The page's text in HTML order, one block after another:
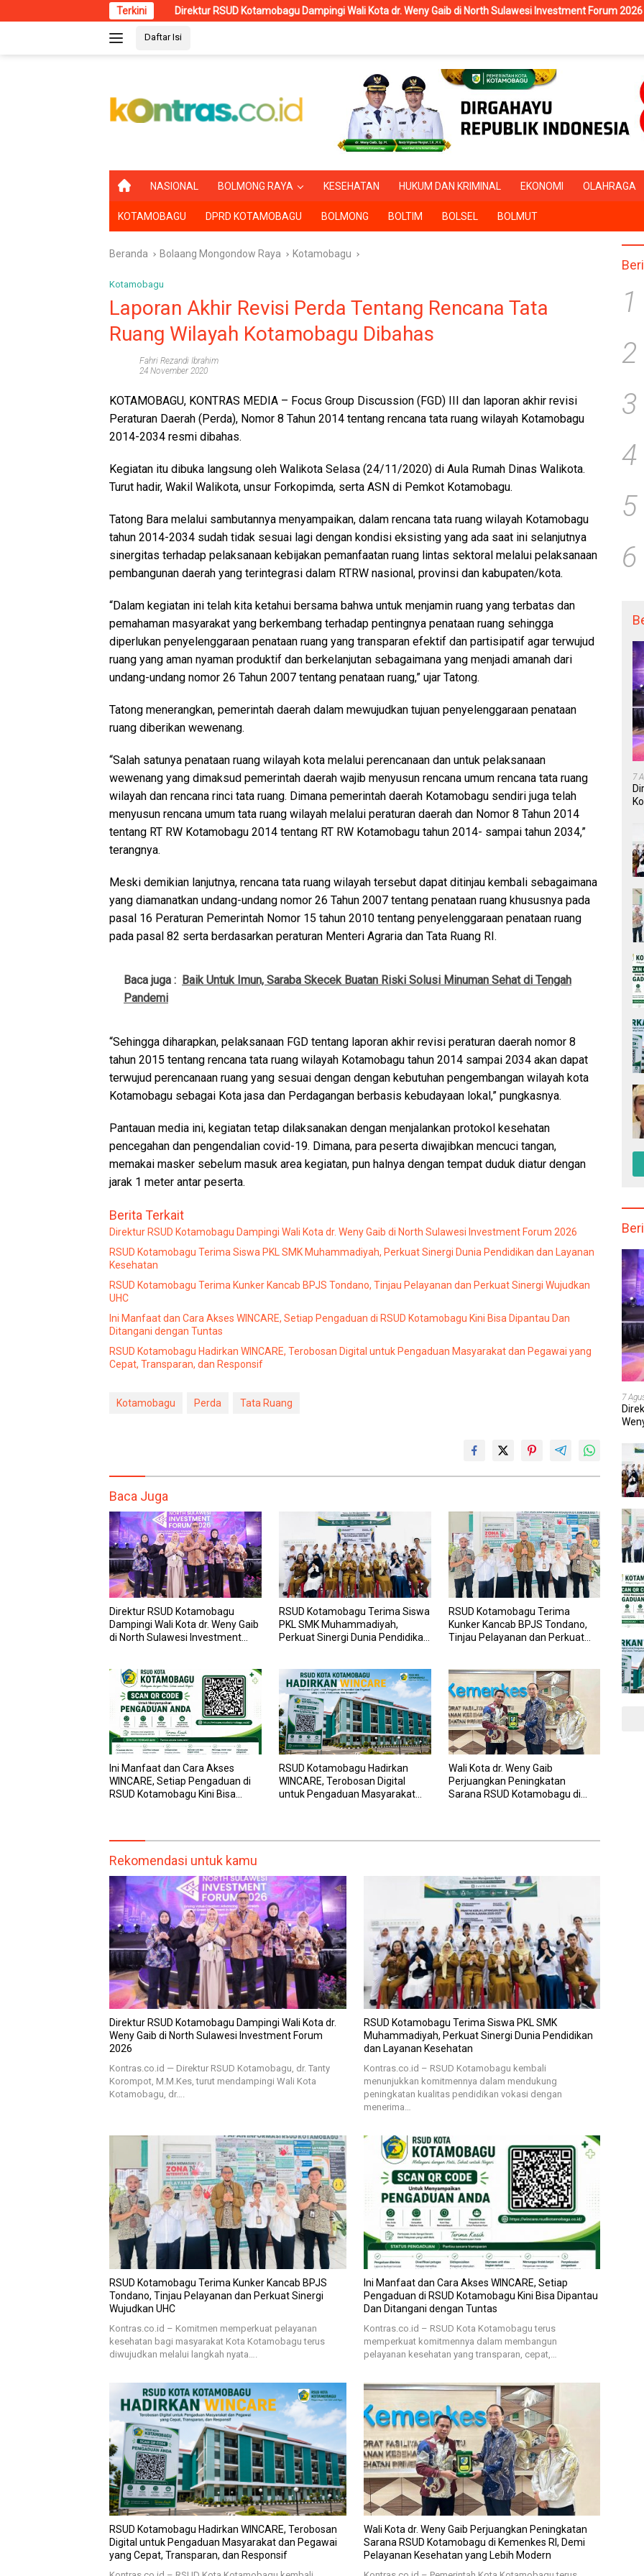
ke
Terkini
Direktur RSUD Kotamobagu Dampingi Wali Kota dr. Weny Gaib di North Sulawesi Investment Forum 2026 RSUD
Daftar Isi
B
R
A
D
NASIONAL BOLMONG RAYA KESEHATAN HUKUM DAN KRIMINAL EKONOMI OLAHRAGA
KOTAMOBAGU DPRD KOTAMOBAGU BOLMONG BOLTIM BOLSEL BOLMUT
Beranda Bolaang Mongondow Raya Kotamobagu
Kotamobagu
Laporan Akhir Revisi Perda Tentang Rencana Tata
Ruang Wilayah Kotamobagu Dibahas
Fahri Rezandi Ibrahim
24 November 2020
KOTAMOBAGU, KONTRAS MEDIA – Focus Group Discussion (FGD) III dan laporan akhir revisi
Peraturan Daerah (Perda), Nomor 8 Tahun 2014 tentang rencana tata ruang wilayah Kotamobagu
2014-2034 resmi dibahas.
Kegiatan itu dibuka langsung oleh Walikota Selasa (24/11/2020) di Aula Rumah Dinas Walikota.
Turut hadir, Wakil Walikota, unsur Forkopimda, serta ASN di Pemkot Kotamobagu.
Tatong Bara melalui sambutannya menyampaikan, dalam rencana tata ruang wilayah Kotamobagu
tahun 2014-2034 sudah tidak sesuai lagi dengan kondisi eksisting yang ada saat ini selanjutnya
sinergitas terhadap pelaksanaan kebijakan pemanfaatan ruang lintas sektoral melalui pelaksanaan
pembangunan daerah yang terintegrasi dalam RTRW nasional, provinsi dan kabupaten/kota.
“Dalam kegiatan ini telah kita ketahui bersama bahwa untuk menjamin ruang yang terbatas dan
pemahaman masyarakat yang berkembang terhadap pentingnya penataan ruang sehingga
diperlukan penyelenggaraan penataan ruang yang transparan efektif dan partisipatif agar terwujud
ruang yang aman nyaman produktif dan berkelanjutan sebagaimana yang menjadi amanah dari
undang-undang nomor 26 Tahun 2007 tentang penataan ruang,” ujar Tatong.
Tatong menerangkan, pemerintah daerah dalam mewujudkan tujuan penyelenggaraan penataan
ruang diberikan wewenang.
“Salah satunya penataan ruang wilayah kota melalui perencanaan dan untuk pelaksanaan
wewenang yang dimaksud pemerintah daerah wajib menyusun rencana umum rencana tata ruang
wilayah dan rencana rinci tata ruang. Dimana pemerintah daerah Kotamobagu sendiri juga telah
menyusun rencana umum tata ruang wilayah melalui peraturan daerah dan Nomor 8 Tahun 2014
tentang RT RW Kotamobagu 2014 tentang RT RW Kotamobagu tahun 2014- sampai tahun 2034,”
terangnya.
Meski demikian lanjutnya, rencana tata ruang wilayah tersebut dapat ditinjau kembali sebagaimana
yang diamanatkan undang-undang nomor 26 Tahun 2007 tentang penataan ruang khususnya pada
pasal 16 Peraturan Pemerintah Nomor 15 tahun 2010 tentang penyelenggaraan penataan ruang
pada pasal 82 serta berdasarkan peraturan Menteri Agraria dan Tata Ruang RI.
Baca juga : Baik Untuk Imun, Saraba Skecek Buatan Riski Solusi Minuman Sehat di Tengah
Pandemi
“Sehingga diharapkan, pelaksanaan FGD tentang laporan akhir revisi peraturan daerah nomor 8
tahun 2015 tentang rencana tata ruang wilayah Kotamobagu tahun 2014 sampai 2034 akan dapat
terwujud perencanaan ruang yang sesuai dengan dengan kebutuhan pengembangan wilayah kota
Kotamobagu sebagai Kota jasa dan Perdagangan berbasis kebudayaan lokal,” pungkasnya.
Pantauan media ini, kegiatan tetap dilaksanakan dengan menjalankan protokol kesehatan
pencegahan dan pengendalian covid-19. Dimana, para peserta diwajibkan mencuci tangan,
memakai masker sebelum masuk area kegiatan, pun halnya dengan tempat duduk diatur dengan
jarak 1 meter antar peserta.
Berita Terkait
Direktur RSUD Kotamobagu Dampingi Wali Kota dr. Weny Gaib di North Sulawesi Investment Forum 2026
RSUD Kotamobagu Terima Siswa PKL SMK Muhammadiyah, Perkuat Sinergi Dunia Pendidikan dan Layanan
Kesehatan
RSUD Kotamobagu Terima Kunker Kancab BPJS Tondano, Tinjau Pelayanan dan Perkuat Sinergi Wujudkan
UHC
Ini Manfaat dan Cara Akses WINCARE, Setiap Pengaduan di RSUD Kotamobagu Kini Bisa Dipantau Dan
Ditangani dengan Tuntas
RSUD Kotamobagu Hadirkan WINCARE, Terobosan Digital untuk Pengaduan Masyarakat dan Pegawai yang
Cepat, Transparan, dan Responsif
Kotamobagu Perda Tata Ruang
Baca Juga
Direktur RSUD Kotamobagu
Dampingi Wali Kota dr. Weny Gaib
di North Sulawesi Investment
RSUD Kotamobagu Terima Siswa
PKL SMK Muhammadiyah,
Perkuat Sinergi Dunia Pendidikan
RSUD Kotamobagu Terima
Kunker Kancab BPJS Tondano,
Tinjau Pelayanan dan Perkuat
Ini Manfaat dan Cara Akses
WINCARE, Setiap Pengaduan di
RSUD Kotamobagu Kini Bisa
RSUD Kotamobagu Hadirkan
WINCARE, Terobosan Digital
untuk Pengaduan Masyarakat
Wali Kota dr. Weny Gaib
Perjuangkan Peningkatan
Sarana RSUD Kotamobagu di
Rekomendasi untuk kamu
Direktur RSUD Kotamobagu Dampingi Wali Kota dr.
Weny Gaib di North Sulawesi Investment Forum
2026
Kontras.co.id — Direktur RSUD Kotamobagu, dr. Tanty
Korompot, M.M.Kes, turut mendampingi Wali Kota
Kotamobagu, dr….
RSUD Kotamobagu Terima Siswa PKL SMK
Muhammadiyah, Perkuat Sinergi Dunia Pendidikan
dan Layanan Kesehatan
Kontras.co.id – RSUD Kotamobagu kembali
menunjukkan komitmennya dalam mendukung
peningkatan kualitas pendidikan vokasi dengan
menerima…
RSUD Kotamobagu Terima Kunker Kancab BPJS
Tondano, Tinjau Pelayanan dan Perkuat Sinergi
Wujudkan UHC
Kontras.co.id – Komitmen memperkuat pelayanan
kesehatan bagi masyarakat Kota Kotamobagu terus
diwujudkan melalui langkah nyata….
Ini Manfaat dan Cara Akses WINCARE, Setiap
Pengaduan di RSUD Kotamobagu Kini Bisa Dipantau
Dan Ditangani dengan Tuntas
Kontras.co.id – RSUD Kota Kotamobagu terus
memperkuat komitmennya dalam membangun
pelayanan kesehatan yang transparan, cepat,…
RSUD Kotamobagu Hadirkan WINCARE, Terobosan
Digital untuk Pengaduan Masyarakat dan Pegawai
yang Cepat, Transparan, dan Responsif
Wali Kota dr. Weny Gaib Perjuangkan Peningkatan
Sarana RSUD Kotamobagu di Kemenkes RI, Demi
Pelayanan Kesehatan yang Lebih Modern
1
2
3
4
5
6
7
7